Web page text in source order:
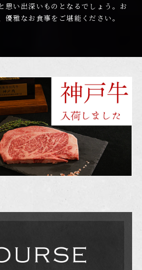
思い出深いものとなるでしょう。 お
優雅なお食事をご堪能ください。